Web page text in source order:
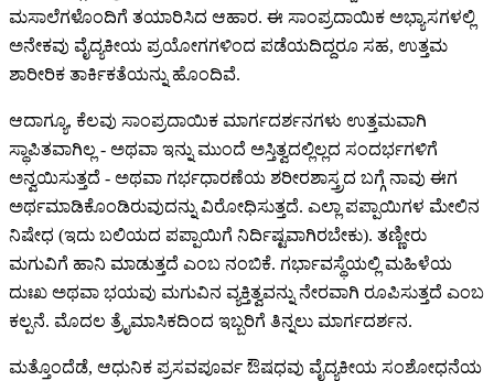
ಮಸಾಲೆಗಳೊಂದಿಗೆ ತಯಾರಿಸಿದ ಆಹಾರ. ಈ ಸಾಂಪ್ರದಾಯಿಕ ಅಭ್ಯಾಸಗಳಲ್ಲಿ
ಅನೇಕವು ವೈದ್ಯಕೀಯ ಪ್ರಯೋಗಗಳಿಂದ ಪಡೆಯದಿದ್ದರೂ ಸಹ, ಉತ್ತಮ
ಶಾರೀರಿಕ ತಾರ್ಕಿಕತೆಯನ್ನು ಹೊಂದಿವೆ.
ಆದಾಗ್ಯೂ, ಕೆಲವು ಸಾಂಪ್ರದಾಯಿಕ ಮಾರ್ಗದರ್ಶನಗಳು ಉತ್ತಮವಾಗಿ
ಸ್ಥಾಪಿತವಾಗಿಲ್ಲ - ಅಥವಾ ಇನ್ನು ಮುಂದೆ ಅಸ್ತಿತ್ವದಲ್ಲಿಲ್ಲದ ಸಂದರ್ಭಗಳಿಗೆ
ಅನ್ವಯಿಸುತ್ತದೆ - ಅಥವಾ ಗರ್ಭಧಾರಣೆಯ ಶರೀರಶಾಸ್ತ್ರದ ಬಗ್ಗೆ ನಾವು ಈಗ
ಅರ್ಥಮಾಡಿಕೊಂಡಿರುವುದನ್ನು ವಿರೋಧಿಸುತ್ತದೆ. ಎಲ್ಲಾ ಪಪ್ಪಾಯಿಗಳ ಮೇಲಿನ
ನಿಷೇಧ (ಇದು ಬಲಿಯದ ಪಪ್ಪಾಯಿಗೆ ನಿರ್ದಿಷ್ಟವಾಗಿರಬೇಕು). ತಣ್ಣೀರು
ಮಗುವಿಗೆ ಹಾನಿ ಮಾಡುತ್ತದೆ ಎಂಬ ನಂಬಿಕೆ. ಗರ್ಭಾವಸ್ಥೆಯಲ್ಲಿ ಮಹಿಳೆಯ
ದುಃಖ ಅಥವಾ ಭಯವು ಮಗುವಿನ ವ್ಯಕ್ತಿತ್ವವನ್ನು ನೇರವಾಗಿ ರೂಪಿಸುತ್ತದೆ ಎಂಬ
ಕಲ್ಪನೆ. ಮೊದಲ ತ್ರೈಮಾಸಿಕದಿಂದ ಇಬ್ಬರಿಗೆ ತಿನ್ನಲು ಮಾರ್ಗದರ್ಶನ.
ಮತ್ತೊಂದೆಡೆ, ಆಧುನಿಕ ಪ್ರಸವಪೂರ್ವ ಔಷಧವು ವೈದ್ಯಕೀಯ ಸಂಶೋಧನೆಯ